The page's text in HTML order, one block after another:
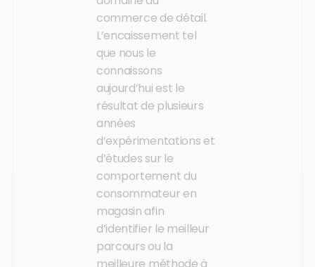
commerce de détail.
L’encaissement tel
que nous le
connaissons
aujourd’hui est le
résultat de plusieurs
années
d’expérimentations et
d’études sur le
comportement du
consommateur en
magasin afin
d’identifier le meilleur
parcours ou la
meilleure méthode à